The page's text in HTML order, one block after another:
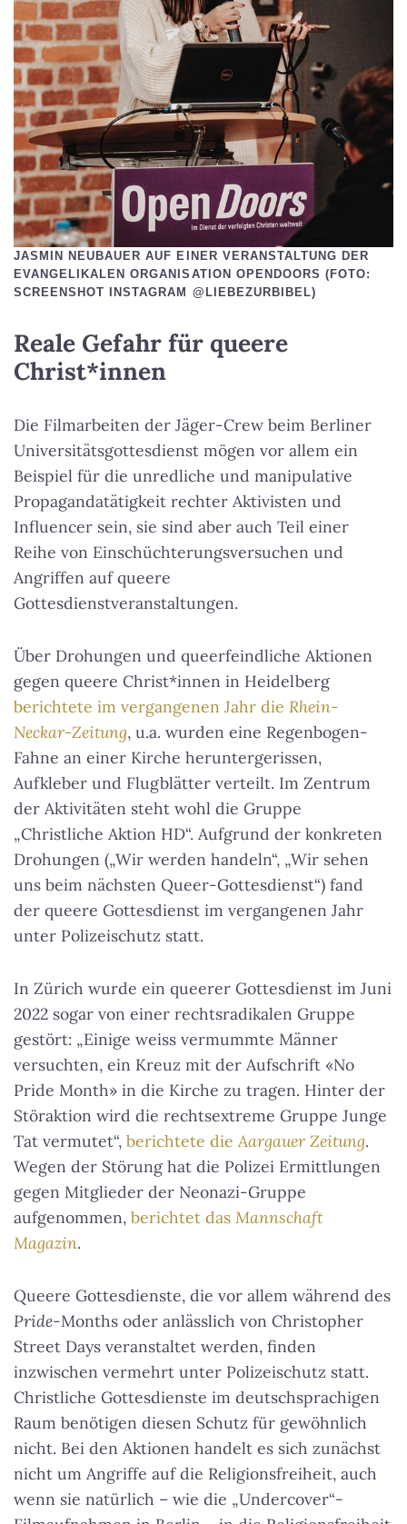
JASMIN NEUBAUER AUF EINER VERANSTALTUNG DER
EVANGELIKALEN ORGANISATION OPENDOORS (FOTO:
SCREENSHOT INSTAGRAM @LIEBEZURBIBEL)
Reale Gefahr für queere
Christ*innen
Die Filmarbeiten der Jäger-Crew beim Berliner
Universitätsgottesdienst mögen vor allem ein
Beispiel für die unredliche und manipulative
Propagandatätigkeit rechter Aktivisten und
Influencer sein, sie sind aber auch Teil einer
Reihe von Einschüchterungsversuchen und
Angriffen auf queere
Gottesdienstveranstaltungen.
Über Drohungen und queerfeindliche Aktionen
gegen queere Christ*innen in Heidelberg
berichtete im vergangenen Jahr die Rhein-
Neckar-Zeitung, u.a. wurden eine Regenbogen-
Fahne an einer Kirche heruntergerissen,
Aufkleber und Flugblätter verteilt. Im Zentrum
der Aktivitäten steht wohl die Gruppe
„Christliche Aktion HD“. Aufgrund der konkreten
Drohungen („Wir werden handeln“, „Wir sehen
uns beim nächsten Queer-Gottesdienst“) fand
der queere Gottesdienst im vergangenen Jahr
unter Polizeischutz statt.
In Zürich wurde ein queerer Gottesdienst im Juni
2022 sogar von einer rechtsradikalen Gruppe
gestört: „Einige weiss vermummte Männer
versuchten, ein Kreuz mit der Aufschrift «No
Pride Month» in die Kirche zu tragen. Hinter der
Störaktion wird die rechtsextreme Gruppe Junge
Tat vermutet“, berichtete dieAargauer Zeitung.
Wegen der Störung hat die Polizei Ermittlungen
gegen Mitglieder der Neonazi-Gruppe
aufgenommen, berichtet das Mannschaft
Magazin.
Queere Gottesdienste, die vor allem während des
Pride-Months oder anlässlich von Christopher
Street Days veranstaltet werden, finden
inzwischen vermehrt unter Polizeischutz statt.
Christliche Gottesdienste im deutschsprachigen
Raum benötigen diesen Schutz für gewöhnlich
nicht. Bei den Aktionen handelt es sich zunächst
nicht um Angriffe auf die Religionsfreiheit, auch
wenn sie natürlich – wie die „Undercover“-